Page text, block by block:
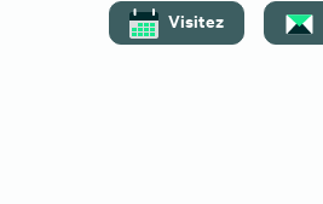
Visitez
Location bureaux Montpellier
Location bureaux Paris 17